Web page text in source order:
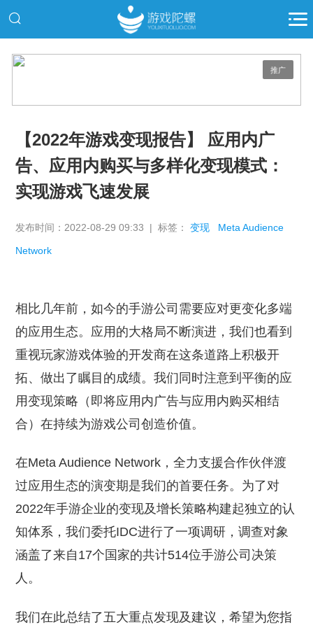
推广
【2022年游戏变现报告】 应用内广
告、应用内购买与多样化变现模式：
实现游戏飞速发展
发布时间：2022-08-29 09:33 | 标签：变现 Meta Audience
Network
相比几年前，如今的手游公司需要应对更变化多端
的应用生态。应用的大格局不断演进，我们也看到
重视玩家游戏体验的开发商在这条道路上积极开
拓、做出了瞩目的成绩。我们同时注意到平衡的应
用变现策略（即将应用内广告与应用内购买相结
合）在持续为游戏公司创造价值。
在Meta Audience Network，全力支援合作伙伴渡
过应用生态的演变期是我们的首要任务。为了对
2022年手游企业的变现及增长策略构建起独立的认
知体系，我们委托IDC进行了一项调研，调查对象
涵盖了来自17个国家的共计514位手游公司决策
人。
我们在此总结了五大重点发现及建议，希望为您指